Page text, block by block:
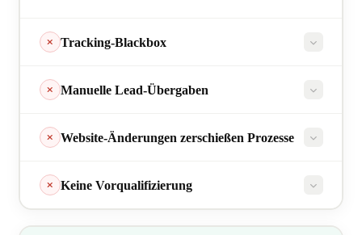
Tracking-Blackbox
Manuelle Lead-Übergaben
händisch an den Sales übergeben
Website-Änderungen zerschießen Prozesse
zerschießen sofort nachgelagerte
Keine Vorqualifizierung